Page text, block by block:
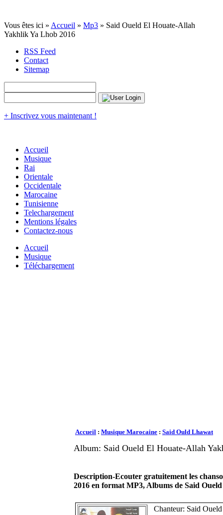
Vous êtes ici » Accueil » Mp3 » Said Oueld El Houate-Allah
Yakhlik Ya Lhob 2016
RSS Feed
Contact
Sitemap
+ Inscrivez vous maintenant !
Accueil
Musique
Rai
Orientale
Occidentale
Marocaine
Tunisienne
Telechargement
Mentions légales
Contactez-nous
Accueil
Musique
Téléchargement
Accueil : Musique Marocaine : Said Ould Lhawat
Album: Said Oueld El Houate-Allah
Description-Ecouter gratuitement les
2016 en format MP3, Albums de Said
Chanteur: Said